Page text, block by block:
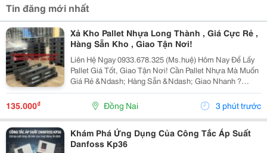
Tin đăng mới nhất
Xả Kho Pallet Nhựa Long Thành , Giá Cực Rẻ ,
Hàng Sẵn Kho , Giao Tận Nơi!
Liên Hệ Ngay 0933.678.325 (Ms.huệ) Hôm Nay Để Lấy
Pallet Giá Tốt, Giao Tận Nơi! Cần Pallet Nhựa Mà Muốn
Giá Rẻ &Ndash; Hàng Sẵn &Ndash; Giao Nhanh ?
Đừng Bỏ Qua Lô Đang Thanh Lý Tại Long Thành! ✅
Pallet Nhựa Cũ Còn Đẹp, Chắc Chắn, Sử Dụng Tốt ✅...
135.000₫ Đồng Nai 3 phút trước
Khám Phá Ứng Dụng Của Công Tắc Áp Suất
Danfoss Kp36